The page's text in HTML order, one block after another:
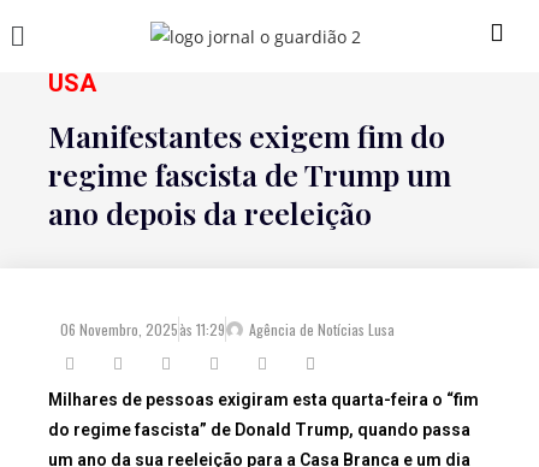
USA
Manifestantes exigem fim do
regime fascista de Trump um
ano depois da reeleição
06 Novembro, 2025às 11:29 Agência de Notícias Lusa
Milhares de pessoas exigiram esta quarta-feira o “fim
do regime fascista” de Donald Trump, quando passa
um ano da sua reeleição para a Casa Branca e um dia